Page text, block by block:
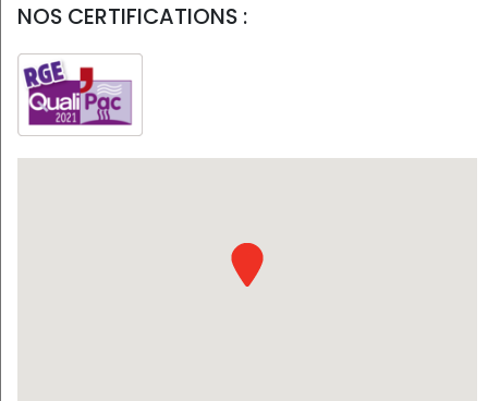
NOS CERTIFICATIONS :